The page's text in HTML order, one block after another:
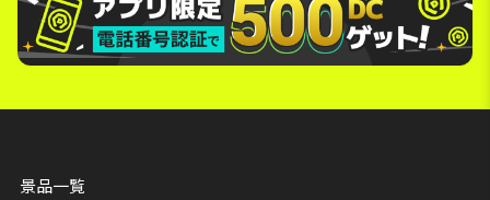
景品一覧